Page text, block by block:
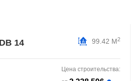
DB 14 99.42 М2
Цена строительства: